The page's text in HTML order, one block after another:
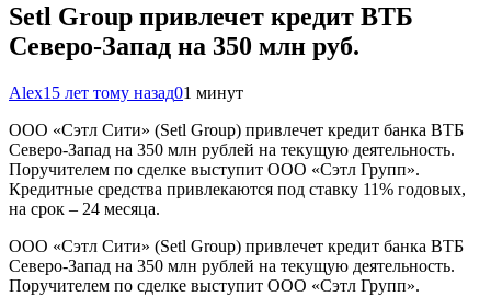
Setl Group привлечет кредит ВТБ
Северо-Запад на 350 млн руб.
Alex15 лет тому назад01 минут
ООО «Сэтл Сити» (Setl Group) привлечет кредит банка ВТБ
Северо-Запад на 350 млн рублей на текущую деятельность.
Поручителем по сделке выступит ООО «Сэтл Групп».
Кредитные средства привлекаются под ставку 11% годовых,
на срок – 24 месяца.
ООО «Сэтл Сити» (Setl Group) привлечет кредит банка ВТБ
Северо-Запад на 350 млн рублей на текущую деятельность.
Поручителем по сделке выступит ООО «Сэтл Групп».